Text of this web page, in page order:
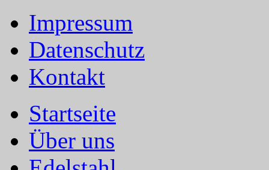
Impressum
Datenschutz
Kontakt
Startseite
Über uns